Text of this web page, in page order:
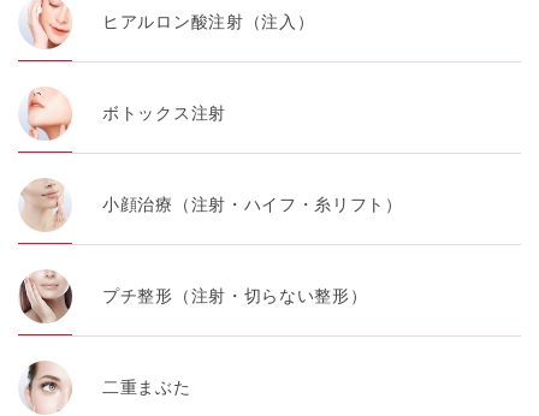
ヒアルロン酸注射（注入）
ボトックス注射
小顔治療（注射・ハイフ・糸リフト）
プチ整形（注射・切らない整形）
二重まぶた